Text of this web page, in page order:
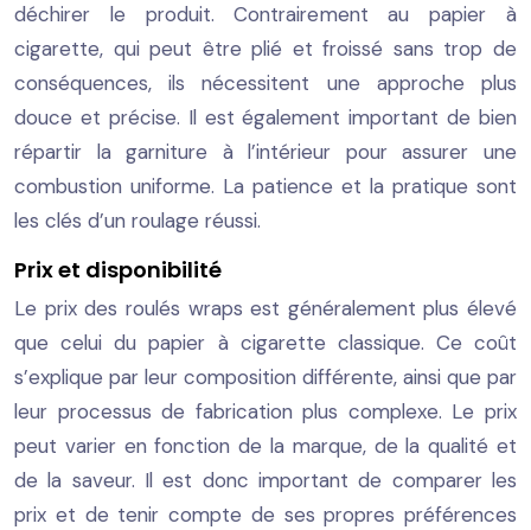
déchirer le produit. Contrairement au papier à
cigarette, qui peut être plié et froissé sans trop de
conséquences, ils nécessitent une approche plus
douce et précise. Il est également important de bien
répartir la garniture à l’intérieur pour assurer une
combustion uniforme. La patience et la pratique sont
les clés d’un roulage réussi.
Prix et disponibilité
Le prix des roulés wraps est généralement plus élevé
que celui du papier à cigarette classique. Ce coût
s’explique par leur composition différente, ainsi que par
leur processus de fabrication plus complexe. Le prix
peut varier en fonction de la marque, de la qualité et
de la saveur. Il est donc important de comparer les
prix et de tenir compte de ses propres préférences